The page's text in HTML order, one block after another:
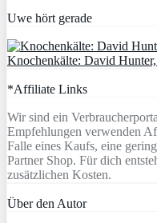
Uwe hört gerade
Knochenkälte: David
*Affiliate Links
Wir sind ein
Empfehlungen verwenden
Falle eines Kaufs, eine
Partner Shop. Für dich
zusätzlichen Kosten.
Über den Autor